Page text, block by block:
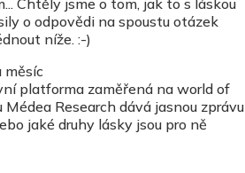
Chtěly jsme o tom, jak to s láskou
o odpovědi na spoustu otázek
níže. :-)
měsíc
platforma zaměřená na world of
Research dává jasnou zprávu
jaké druhy lásky jsou pro ně